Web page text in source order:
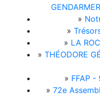
»
»
» LA
» THÉODORE
» FFAP
» 72e